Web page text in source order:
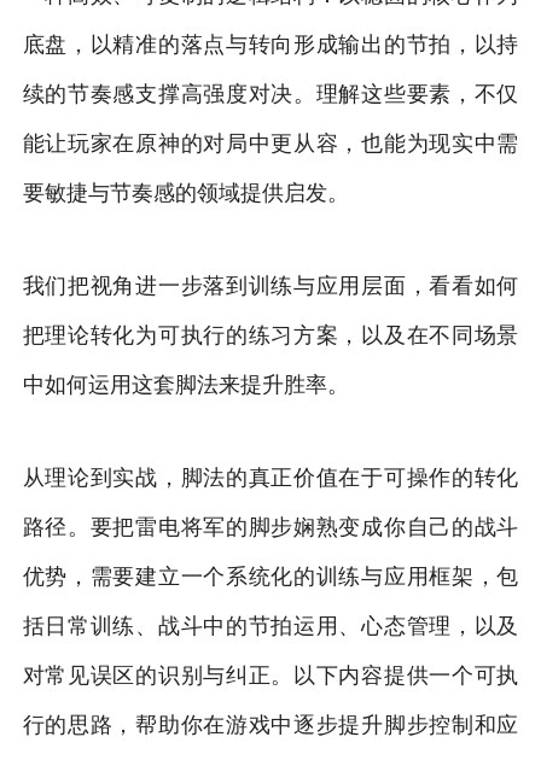
底盘，以精准的落点与转向形成输出的节拍，以持
续的节奏感支撑高强度对决。理解这些要素，不仅
能让玩家在原神的对局中更从容，也能为现实中需
要敏捷与节奏感的领域提供启发。
我们把视角进一步落到训练与应用层面，看看如何
把理论转化为可执行的练习方案，以及在不同场景
中如何运用这套脚法来提升胜率。
从理论到实战，脚法的真正价值在于可操作的转化
路径。要把雷电将军的脚步娴熟变成你自己的战斗
优势，需要建立一个系统化的训练与应用框架，包
括日常训练、战斗中的节拍运用、心态管理，以及
对常见误区的识别与纠正。以下内容提供一个可执
行的思路，帮助你在游戏中逐步提升脚步控制和应